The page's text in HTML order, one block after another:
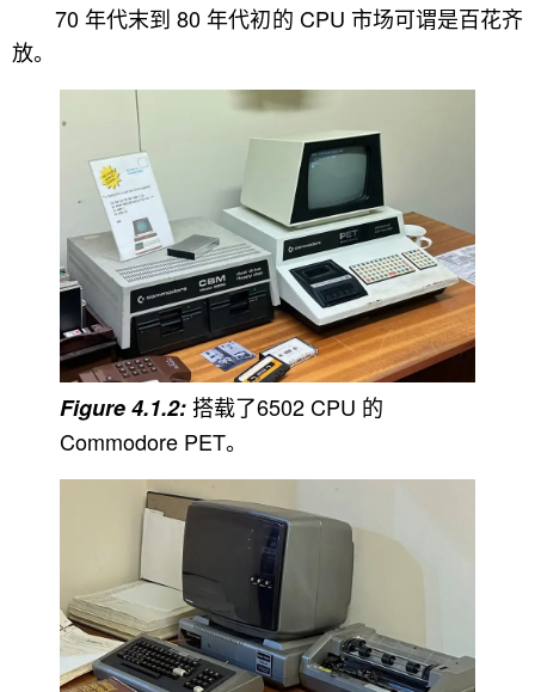
70 年代末到 80 年代初的 CPU 市场可谓是百花齐
放。
搭载了6502 CPU 的
Commodore PET。